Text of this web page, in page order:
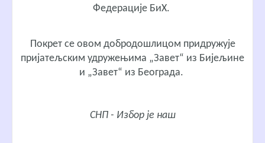
Федерације БиХ.
Покрет се овом добродошлицом придружује
пријатељским удружењима „Завет“ из Бијељине
и „Завет“ из Београда.
СНП - Избор је наш